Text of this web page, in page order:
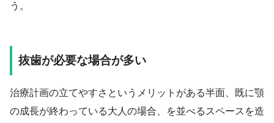
う。
抜歯が必要な場合が多い
治療計画の立てやすさというメリットがある半面、既に顎
の成長が終わっている大人の場合、を並べるスペースを造